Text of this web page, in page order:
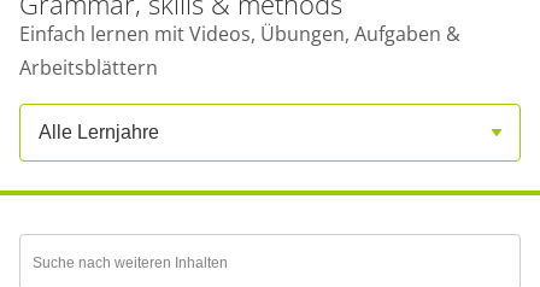
Einfach lernen mit Videos, Übungen, Aufgaben &
Arbeitsblättern
Alle Lernjahre